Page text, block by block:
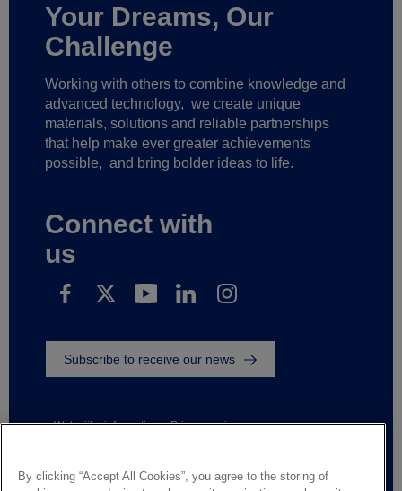
Your Dreams, Our
Challenge
Working with others to combine knowledge and
advanced technology, we create unique
materials, solutions and reliable partnerships
that help make ever greater achievements
possible, and bring bolder ideas to life.
Connect with
us
Wettelijke informatie
Privacy notice
Responsible Disclosure
Whistleblowing
Subscribe to receive our news
By clicking “Accept All Cookies”, you agree to the storing of